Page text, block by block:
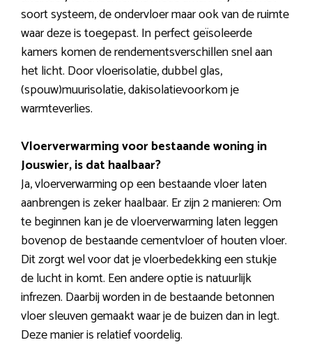
soort systeem, de ondervloer maar ook van de ruimte
waar deze is toegepast. In perfect geïsoleerde
kamers komen de rendementsverschillen snel aan
het licht. Door vloerisolatie, dubbel glas,
(spouw)muurisolatie, dakisolatievoorkom je
warmteverlies.
Vloerverwarming voor bestaande woning in
Jouswier, is dat haalbaar?
Ja, vloerverwarming op een bestaande vloer laten
aanbrengen is zeker haalbaar. Er zijn 2 manieren: Om
te beginnen kan je de vloerverwarming laten leggen
bovenop de bestaande cementvloer of houten vloer.
Dit zorgt wel voor dat je vloerbedekking een stukje
de lucht in komt. Een andere optie is natuurlijk
infrezen. Daarbij worden in de bestaande betonnen
vloer sleuven gemaakt waar je de buizen dan in legt.
Deze manier is relatief voordelig.